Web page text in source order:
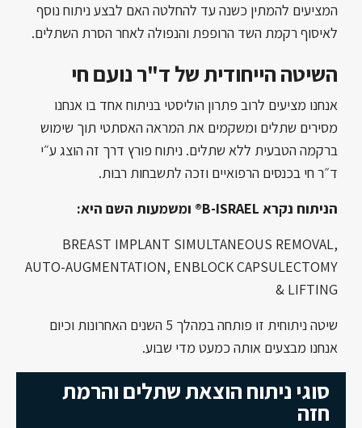
המציעים להמתין כשנה עד להחלטה האם לבצע ניתוח נוסף
לאיסוף רקמת השד הרופפת והנפולה לאחר הסרת השתלים.
השיטה הייחודית של ד"ר נועם חי
אנחנו מציעים לרוב פתרון הוליסטי בניתוח אחד בו אנחנו
מסירים שתלים ומשקמים את המראה האסתטי תוך שימוש
ברקמה הטבעית ללא שתלים. ניתוח פורץ דרך זה הוצג ע״י
ד״ר חי בכנסים הרפואיים וזכה לתשבחות רבות.
הניתוח נקרא B-ISRAEL® ומשמעות השם היא:
BREAST IMPLANT SIMULTANEOUS REMOVAL,
AUTO-AUGMENTATION, ENBLOCK CAPSULECTOMY
& LIFTING
שיטה ניתוחית זו פותחה במהלך 5 השנים האחרונות וכיום
אנחנו מבצעים אותה כמעט מדי שבוע.
סוגי ניתוח הוצאת שתלים והרמת
חזה